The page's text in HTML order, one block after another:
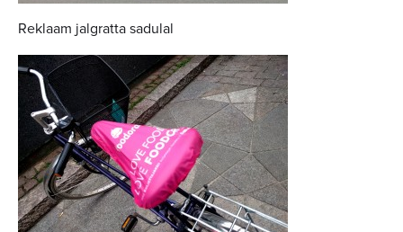
Reklaam jalgratta sadulal